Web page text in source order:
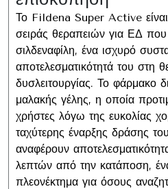
Το Fildena Super Active είναι
σειράς θεραπειών για ΕΔ που
σιλδεναφίλη, ένα ισχυρό
αποτελεσματικότητά του στη
δυσλειτουργίας. Το φάρμακο
μαλακής γέλης, η οποία
χρήστες λόγω της ευκολίας
ταχύτερης έναρξης δράσης
αναφέρουν
λεπτών από την κατάποση,
πλεονέκτημα για όσους